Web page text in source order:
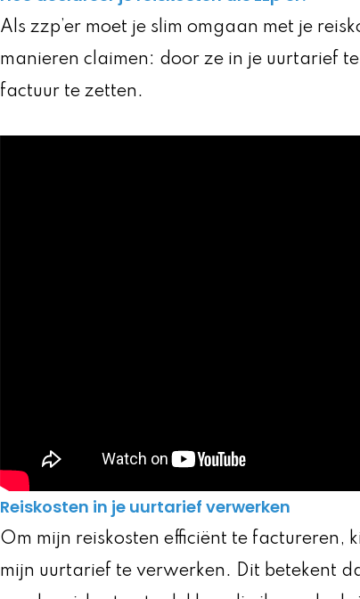
Als zzp’er moet je slim omgaan met je
manieren claimen: door ze in je uurtarief
factuur te zetten.
Reiskosten in je uurtarief verwerken
Om mijn reiskosten efficiënt te factureren,
mijn uurtarief te verwerken. Dit betekent